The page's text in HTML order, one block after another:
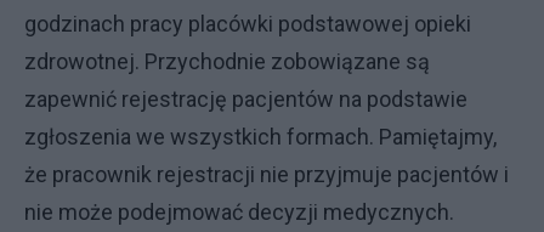
godzinach pracy placówki podstawowej opieki
zdrowotnej. Przychodnie zobowiązane są
zapewnić rejestrację pacjentów na podstawie
zgłoszenia we wszystkich formach. Pamiętajmy,
że pracownik rejestracji nie przyjmuje pacjentów i
nie może podejmować decyzji medycznych.